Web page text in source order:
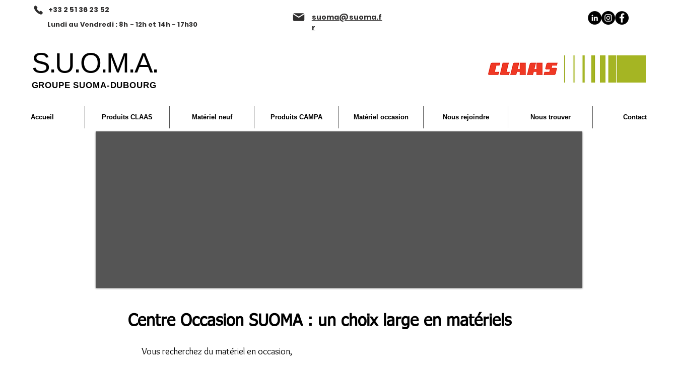
Accueil Produits CLAAS Matériel neuf Produits CAMPA Matériel occasion Nous rejoindre Nous trouver Contact
+33 2 51 36 23 52
Lundi au Vendredi : 8h - 12h et 14h - 17h30
S.U.O.M.A.
GROUPE SUOMA-DUBOURG
suoma@suoma.f
r
Vous recherchez du matériel en occasion,
Centre Occasion SUOMA : un choix large en matériels